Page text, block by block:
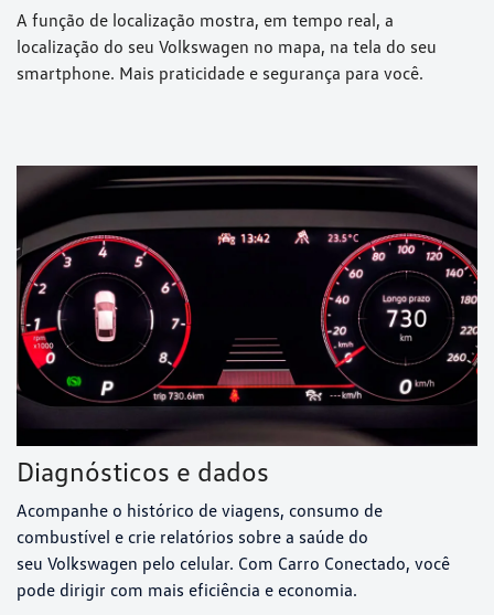
A função de localização mostra, em tempo real, a
localização do seu Volkswagen no mapa, na tela do seu
smartphone. Mais praticidade e segurança para você.
Diagnósticos e dados
Acompanhe o histórico de viagens, consumo de
combustível e crie relatórios sobre a saúde do
seu Volkswagen pelo celular. Com Carro Conectado, você
pode dirigir com mais eficiência e economia.